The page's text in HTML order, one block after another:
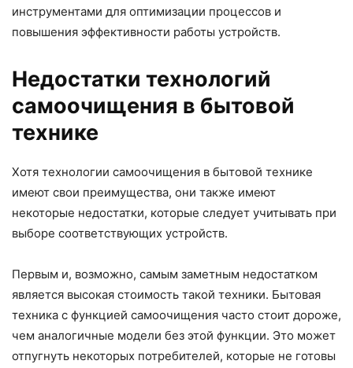
инструментами для оптимизации процессов и
повышения эффективности работы устройств.
Недостатки технологий
самоочищения в бытовой
технике
Хотя технологии самоочищения в бытовой технике
имеют свои преимущества, они также имеют
некоторые недостатки, которые следует учитывать при
выборе соответствующих устройств.
Первым и, возможно, самым заметным недостатком
является высокая стоимость такой техники. Бытовая
техника с функцией самоочищения часто стоит дороже,
чем аналогичные модели без этой функции. Это может
отпугнуть некоторых потребителей, которые не готовы